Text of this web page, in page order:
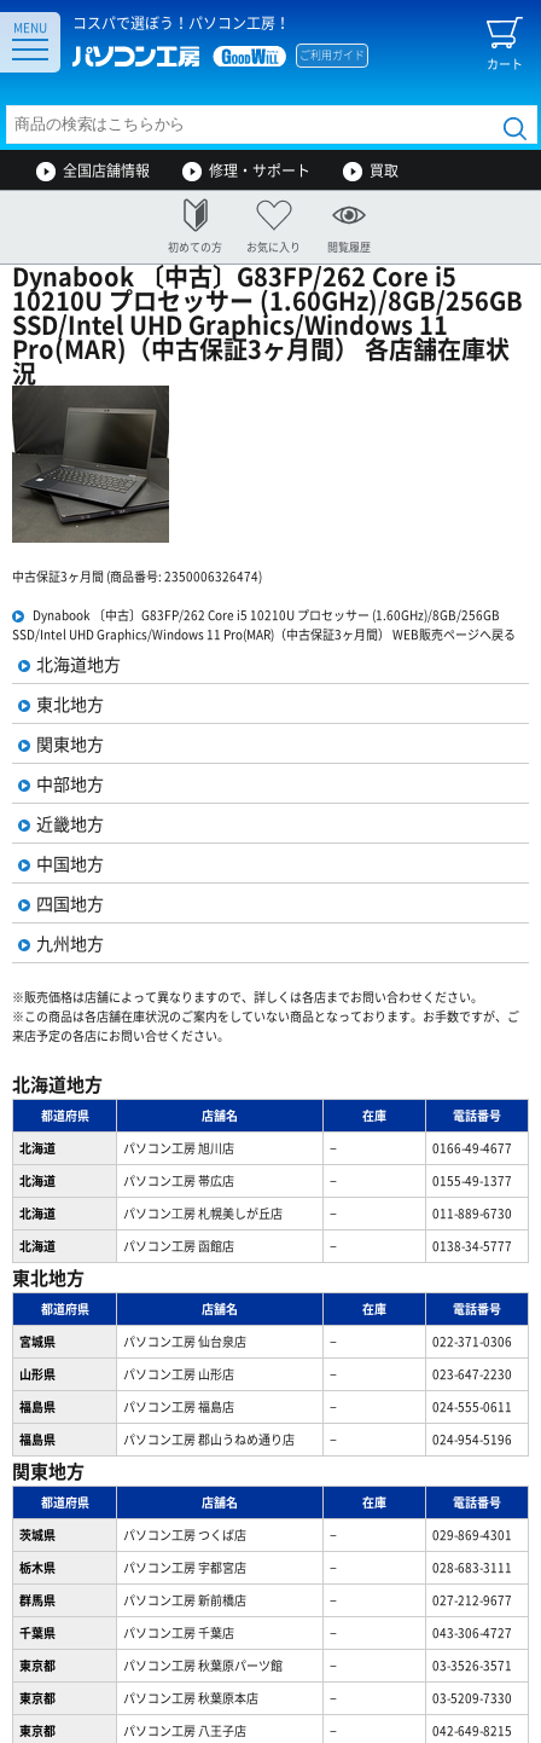
コスパで選ぼう！パソコン工房！
カート
ご利用ガイド
MENU
全国店舗情報 修理・サポート 買取
初めての方 お気に入り 閲覧履歴
Dynabook 〔中古〕G83FP/262 Core i5
10210U プロセッサー (1.60GHz)/8GB/256GB
SSD/Intel UHD Graphics/Windows 11
Pro(MAR)（中古保証3ヶ月間） 各店舗在庫状
況
中古保証3ヶ月間 (商品番号: 2350006326474)
Dynabook 〔中古〕G83FP/262 Core i5 10210U プロセッサー (1.60GHz)/8GB/256GB
SSD/Intel UHD Graphics/Windows 11 Pro(MAR)（中古保証3ヶ月間） WEB販売ページへ戻る
北海道地方
東北地方
関東地方
中部地方
近畿地方
中国地方
四国地方
九州地方
※販売価格は店舗によって異なりますので、詳しくは各店までお問い合わせください。
※この商品は各店舗在庫状況のご案内をしていない商品となっております。お手数ですが、ご
来店予定の各店にお問い合せください。
北海道地方
都道府県 店舗名 在庫
電話番号
北海道
パソコン工房 旭川店 −
0166-49-4677
北海道
パソコン工房 帯広店 −
0155-49-1377
北海道
パソコン⼯房 札幌美しが丘店 −
011-889-6730
北海道
パソコン工房 函館店 − 0138-34-5777
東北地方
都道府県 店舗名 在庫
電話番号
宮城県
パソコン工房 仙台泉店 −
022-371-0306
山形県
パソコン工房 山形店 −
023-647-2230
福島県
パソコン工房 福島店 −
024-555-0611
福島県
パソコン工房 郡山うねめ通り店 − 024-954-5196
関東地方
都道府県 店舗名 在庫
電話番号
茨城県
パソコン工房 つくば店 −
029-869-4301
栃木県
パソコン工房 宇都宮店 −
028-683-3111
群馬県
パソコン工房 新前橋店 −
027-212-9677
千葉県
パソコン工房 千葉店 −
043-306-4727
東京都
パソコン工房 秋葉原パーツ館 −
03-3526-3571
東京都
パソコン工房 秋葉原本店 −
03-5209-7330
東京都
パソコン工房 八王子店 −
042-649-8215